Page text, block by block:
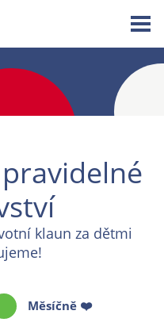
klaun za dětmi
Měsíčně ❤️